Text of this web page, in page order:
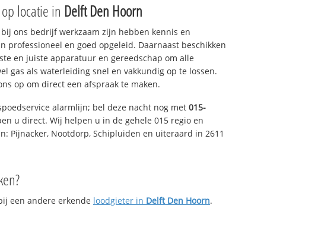
locatie in Delft Den Hoorn
ons bedrijf werkzaam zijn hebben kennis en
professioneel en goed opgeleid. Daarnaast beschikken
en juiste apparatuur en gereedschap om alle
gas als waterleiding snel en vakkundig op te lossen.
op om direct een afspraak te maken.
alarmlijn; bel deze nacht nog met 015-
u direct. Wij helpen u in de gehele 015 regio en
Pijnacker, Nootdorp, Schipluiden en uiteraard in 2611
een andere erkende loodgieter in Delft Den Hoorn.